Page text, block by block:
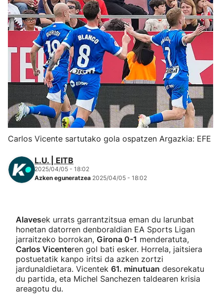
Herri-kirolak
Eskubaloia
Kirolak 360
Atletismoa
Mendi-lasterketak
"Helmuga"
Carlos Vicente sartutako gola ospatzen Argazkia: EFE
L.U. | EITB
2025/04/05 - 18:02
Azken eguneratzea 2025/04/05 - 18:02
Alavesek urrats garrantzitsua eman du larunbat
honetan datorren denboraldian EA Sports Ligan
jarraitzeko borrokan, Girona 0-1 menderatuta,
Carlos Vicenteren gol bati esker. Horrela, jaitsiera
postuetatik kanpo iritsi da azken zortzi
jardunaldietara. Vicentek 61. minutuan desorekatu
du partida, eta Michel Sanchezen taldearen krisia
areagotu du.